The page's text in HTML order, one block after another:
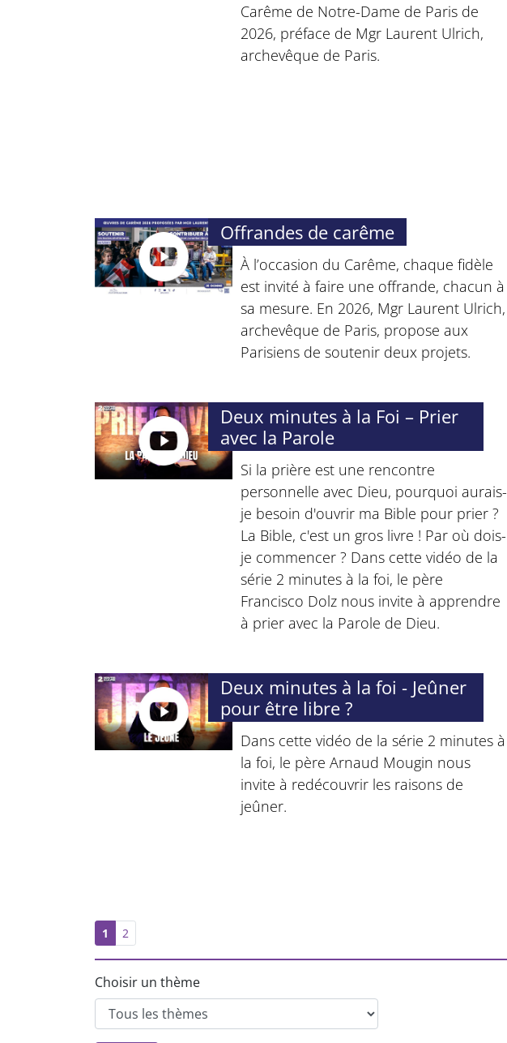
Carême de Notre-Dame de Paris de
2026, préface de Mgr Laurent Ulrich,
archevêque de Paris.
Offrandes de carême
À l’occasion du Carême, chaque fidèle
est invité à faire une offrande, chacun à
sa mesure. En 2026, Mgr Laurent Ulrich,
archevêque de Paris, propose aux
Parisiens de soutenir deux projets.
Deux minutes à la Foi – Prier
avec la Parole
Si la prière est une rencontre
personnelle avec Dieu, pourquoi aurais-
je besoin d'ouvrir ma Bible pour prier ?
La Bible, c'est un gros livre ! Par où dois-
je commencer ? Dans cette vidéo de la
série 2 minutes à la foi, le père
Francisco Dolz nous invite à apprendre
à prier avec la Parole de Dieu.
Deux minutes à la foi - Jeûner
pour être libre ?
Dans cette vidéo de la série 2 minutes à
la foi, le père Arnaud Mougin nous
invite à redécouvrir les raisons de
jeûner.
1 2
Choisir un thème